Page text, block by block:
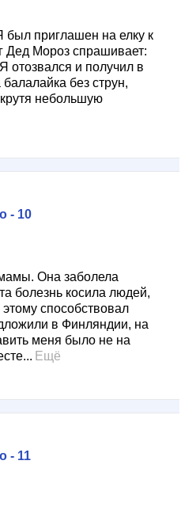
приглашен на елку к
Дед Мороз спрашивает:
отозвался и получил в
без струн,
небольшую
- 10
Она заболела
болезнь косила людей,
способствовал
в Финляндии, на
меня было не на
Ещё
- 11